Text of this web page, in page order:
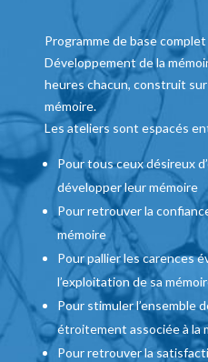
Programme de base
Développement de la
heures chacun, construit
mémoire.
Les ateliers sont espacés
Pour tous ceux désireux
développer leur mémoire
Pour retrouver la
mémoire
Pour pallier les carences
l’exploitation de sa
Pour stimuler l’ensemble
étroitement associée à la
Pour retrouver la